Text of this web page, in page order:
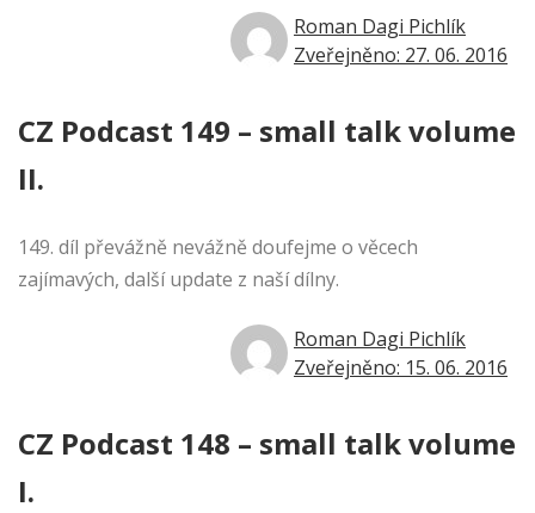
Roman Dagi Pichlík
Zveřejněno: 27. 06. 2016
CZ Podcast 149 – small talk volume
II.
149. díl převážně nevážně doufejme o věcech
zajímavých, další update z naší dílny.
Roman Dagi Pichlík
Zveřejněno: 15. 06. 2016
CZ Podcast 148 – small talk volume
I.